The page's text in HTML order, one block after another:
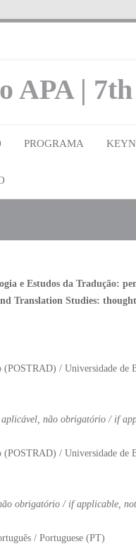
APA |
PROGRAMA
e Estudos da Tradução:
Translation Studies:
(POSTRAD) / Universidade de
aplicável, não obrigatório / if
(POSTRAD) / Universidade de
obrigatório / if applicable,
/ Portuguese (PT)